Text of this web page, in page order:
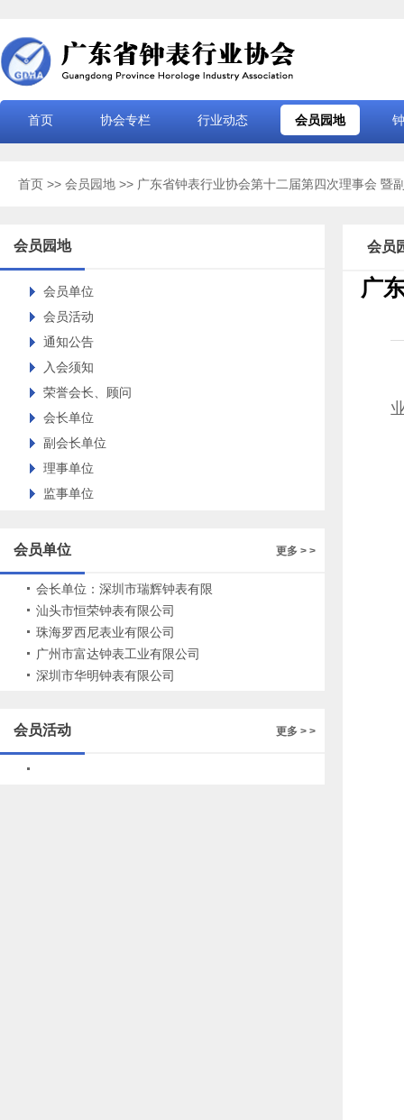
首页 协会专栏 行业动态 会员园地
首页 >> 会员园地 >> 广东省钟表行业协会第十二届第四次理事会 暨
会员园地
会员单位
会员活动
通知公告
入会须知
荣誉会长、顾问
会长单位
副会长单位
理事单位
监事单位
更多 > >
会员单位
会长单位：深圳市瑞辉钟表有限
公司
汕头市恒荣钟表有限公司
珠海罗西尼表业有限公司
广州市富达钟表工业有限公司
深圳市华明钟表有限公司
更多 > >
会员活动
会员
广